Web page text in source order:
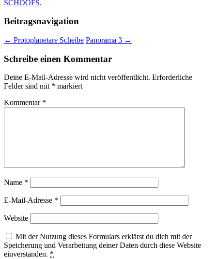
SCHOOFS.
Beitragsnavigation
← Protoplanetare Scheibe Panorama 3 →
Schreibe einen Kommentar
Deine E-Mail-Adresse wird nicht veröffentlicht. Erforderliche
Felder sind mit * markiert
Kommentar *
Name *
E-Mail-Adresse *
Website
Mit der Nutzung dieses Formulars erklärst du dich mit der
Speicherung und Verarbeitung deiner Daten durch diese Website
einverstanden. *